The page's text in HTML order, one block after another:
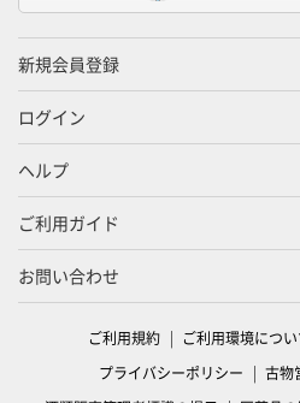
新規会員登録
ログイン
ヘルプ
ご利用ガイド
お問い合わせ
ご利用規約 ご利用環境につ
プライバシーポリシー
古物